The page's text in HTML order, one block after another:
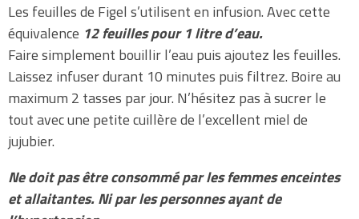
Les feuilles de Figel s’utilisent en infusion. Avec cette
équivalence 12 feuilles pour 1 litre d’eau.
Faire simplement bouillir l’eau puis ajoutez les feuilles.
Laissez infuser durant 10 minutes puis filtrez. Boire au
maximum 2 tasses par jour. N’hésitez pas à sucrer le
tout avec une petite cuillère de l’excellent miel de
jujubier.
Ne doit pas être consommé par les femmes enceintes
et allaitantes.Ni par les personnes ayant de